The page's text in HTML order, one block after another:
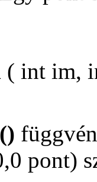
( int im,
pont)